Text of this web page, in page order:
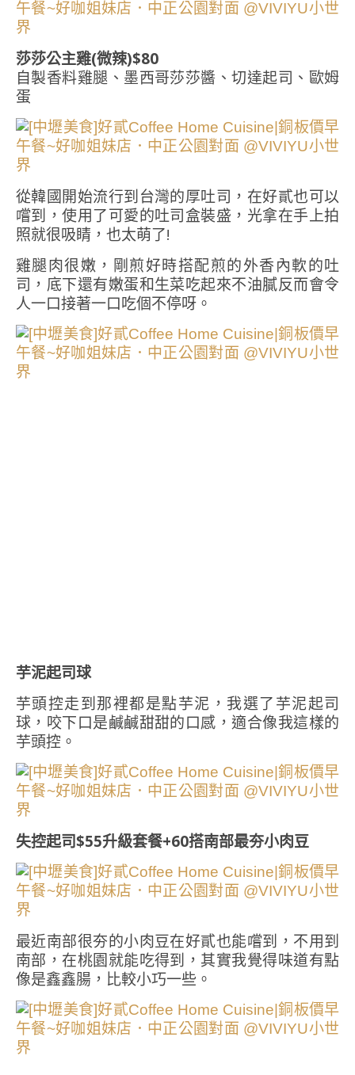
莎莎公主雞(微辣)$80
自製香料雞腿、墨西哥莎莎醬、切達起司、歐姆
蛋
從韓國開始流行到台灣的厚吐司，在好貳也可以
嚐到，使用了可愛的吐司盒裝盛，光拿在手上拍
照就很吸睛，也太萌了!
雞腿肉很嫩，剛煎好時搭配煎的外香內軟的吐
司，底下還有嫩蛋和生菜吃起來不油膩反而會令
人一口接著一口吃個不停呀。
芋泥起司球
芋頭控走到那裡都是點芋泥，我選了芋泥起司
球，咬下口是鹹鹹甜甜的口感，適合像我這樣的
芋頭控。
失控起司$55升級套餐+60搭南部最夯小肉豆
最近南部很夯的小肉豆在好貳也能嚐到，不用到
南部，在桃園就能吃得到，其實我覺得味道有點
像是鑫鑫腸，比較小巧一些。